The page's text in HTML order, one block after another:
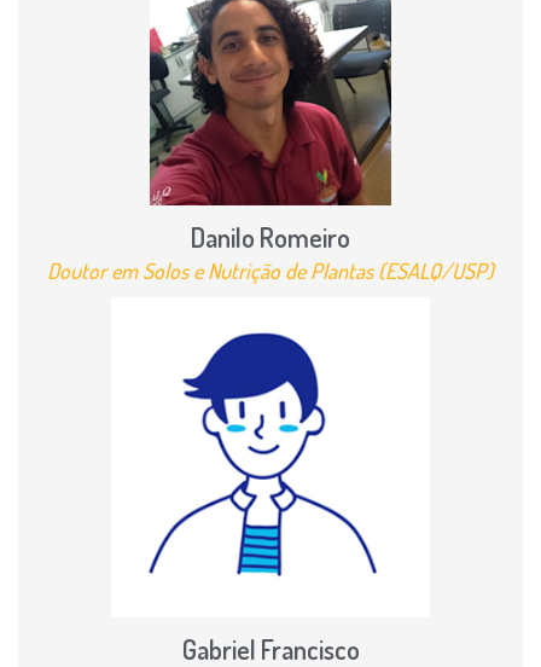
Danilo Romeiro
Doutor em Solos e Nutrição de Plantas (ESALQ/USP)
Gabriel Francisco